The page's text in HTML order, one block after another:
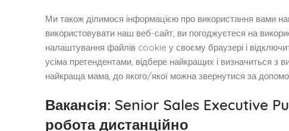
Ми також ділимося інформацією про використання вами
використовувати наш веб-сайт, ви погоджуєтеся на
налаштування файлів cookie у своєму браузері і
усіма претендентами, відбере найкращих і визначиться з
найкраща мама, до якого/якої можна звернутися за
Вакансія: Senior Sales Executive
робота дистанційно